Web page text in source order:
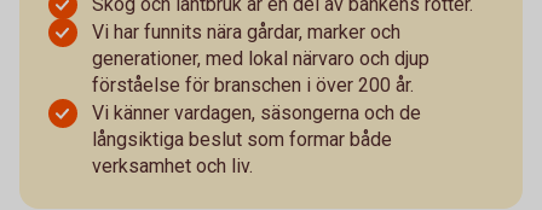
Vi har funnits nära gårdar, marker och
generationer, med lokal närvaro och djup
förståelse för branschen i över 200 år.
Vi känner vardagen, säsongerna och de
långsiktiga beslut som formar både
verksamhet och liv.